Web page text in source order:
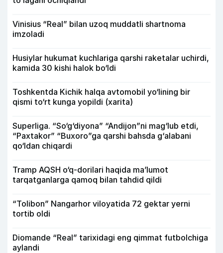
Vinisius “Real” bilan uzoq muddatli shartnoma
imzoladi
Husiylar hukumat kuchlariga qarshi raketalar uchirdi,
kamida 30 kishi halok bo‘ldi
Toshkentda Kichik halqa avtomobil yo‘lining bir
qismi to‘rt kunga yopildi (xarita)
Superliga. “So‘g‘diyona” “Andijon”ni mag‘lub etdi,
“Paxtakor” “Buxoro”ga qarshi bahsda g‘alabani
qo‘ldan chiqardi
Tramp AQSH o‘q-dorilari haqida ma’lumot
tarqatganlarga qamoq bilan tahdid qildi
“Tolibon” Nangarhor viloyatida 72 gektar yerni
tortib oldi
Diomande “Real” tarixidagi eng qimmat futbolchiga
aylandi